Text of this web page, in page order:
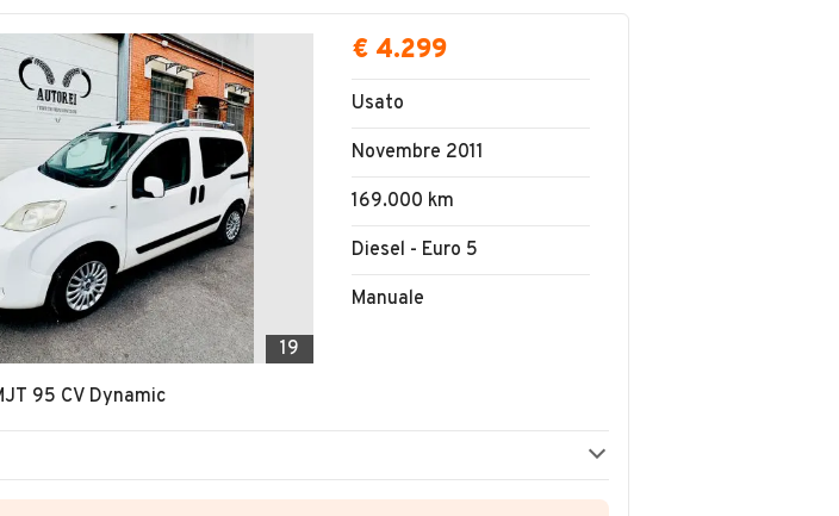
19
95 CV Dynamic
€ 4.299
Usato
Novembre 2011
169.000 km
Diesel - Euro 5
Manuale